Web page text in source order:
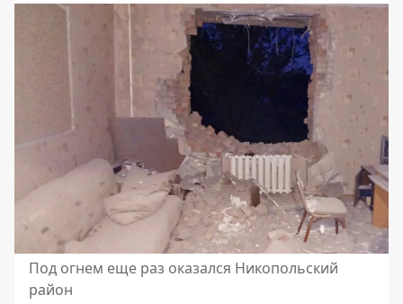
Под огнем еще раз оказался Никопольский
район